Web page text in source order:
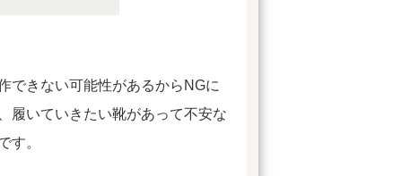
できない可能性があるからNGに
履いていきたい靴があって不安な
す。